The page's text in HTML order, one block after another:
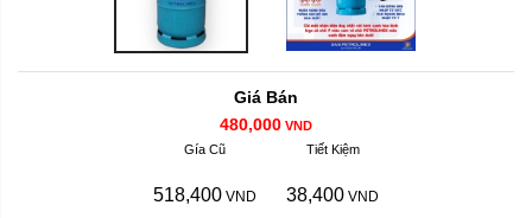
Giá Bán
480,000 VND
Gía Cũ
518,400 VND
Tiết Kiệm
38,400 VND